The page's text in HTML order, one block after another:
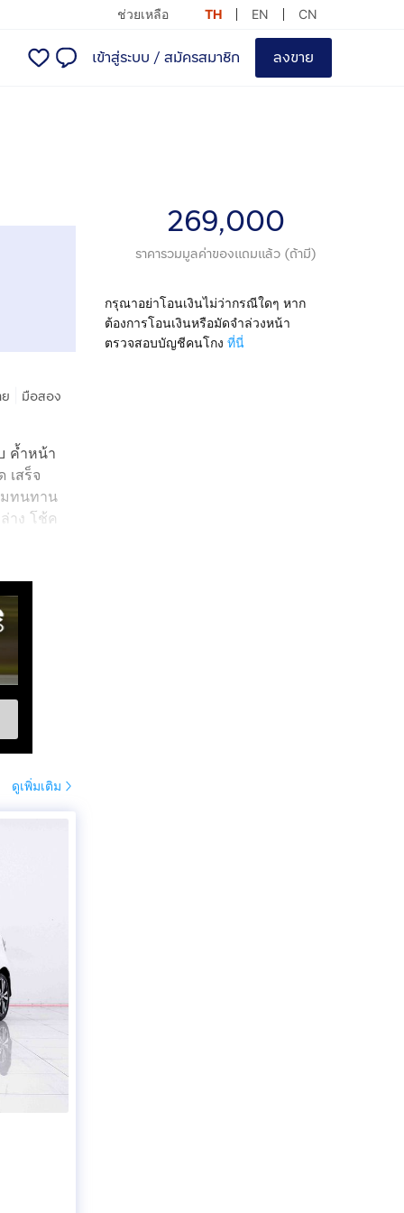
ช่วยเหลือ TH EN CN
เข้าสู่ระบบ / สมัครสมาชิก ลงขาย
มือสอง
ค้ำหน้า
เสร็จ
มทนทาน
าง โช้ค
พรมชิ้น
น่นอน
269,000
ราคารวมมูลค่าของแถมแล้ว (ถ้ามี)
กรุณาอย่าโอนเงินไม่ว่ากรณีใดๆ หาก
ต้องการโอนเงินหรือมัดจำล่วงหน้า
ตรวจสอบบัญชีคนโกง ที่นี่
ดูเพิ่มเติม